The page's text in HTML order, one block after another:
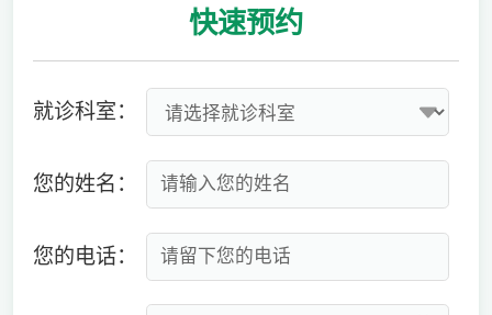
快速预约
就诊科室：
您的姓名：
您的电话：